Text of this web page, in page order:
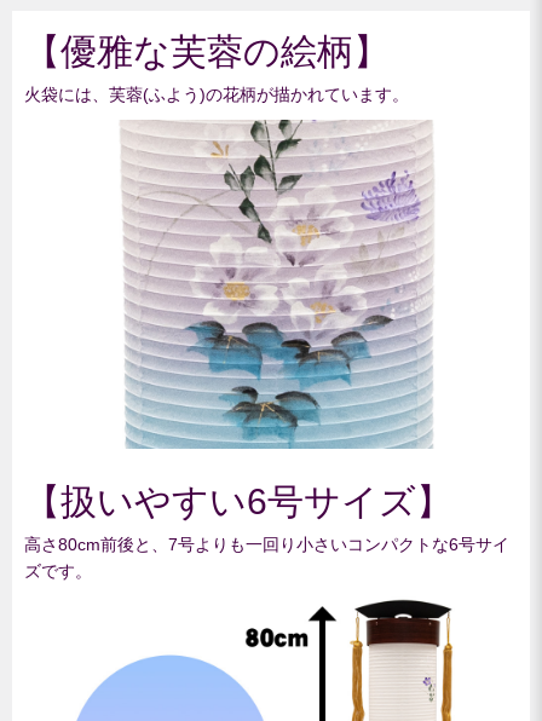
【優雅な芙蓉の絵柄】
火袋には、芙蓉(ふよう)の花柄が描かれています。
【扱いやすい6号サイズ】
高さ80cm前後と、7号よりも一回り小さいコンパクトな6号サイ
ズです。